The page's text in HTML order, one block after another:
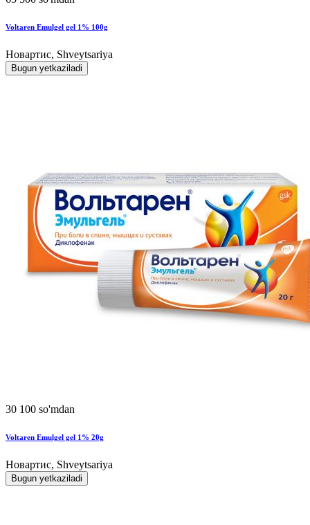
Voltaren Emulgel gel 1% 100g
Новартис, Shveytsariya
Bugun yetkaziladi
30 100 so'mdan
Voltaren Emulgel gel 1% 20g
Новартис, Shveytsariya
Bugun yetkaziladi